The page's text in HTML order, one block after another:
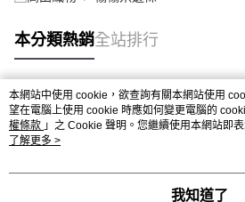
本分類熱銷全站排行
熱門標籤
本網站中使用 cookie，欲查詢有關本網站使用
望在電腦上使用 cookie 時應如何變更電腦的
權條款 」之 Cookie 聲明。您繼續使用本網站即
用條款之 Cookie 聲明使用 cookie。
了解更多 >
我知道了